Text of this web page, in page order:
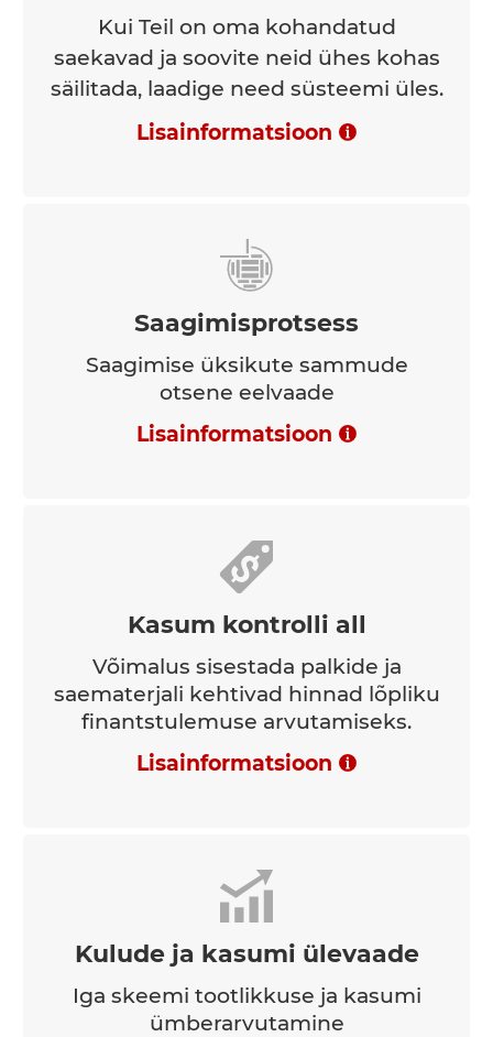
Kui Teil on oma kohandatud
saekavad ja soovite neid ühes kohas
säilitada, laadige need süsteemi üles.
Lisainformatsioon
Saagimisprotsess
Saagimise üksikute sammude
otsene eelvaade
Lisainformatsioon
Kasum kontrolli all
Võimalus sisestada palkide ja
saematerjali kehtivad hinnad lõpliku
finantstulemuse arvutamiseks.
Lisainformatsioon
Kulude ja kasumi ülevaade
Iga skeemi tootlikkuse ja kasumi
ümberarvutamine